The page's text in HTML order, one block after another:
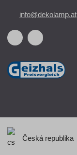
info@dekolamp.at
Česká republika